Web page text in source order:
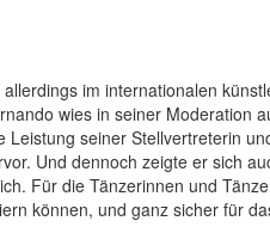
im internationalen
wies in seiner Moderation
Leistung seiner Stellvertreterin
Und dennoch zeigte er sich
Für die Tänzerinnen und
können, und ganz sicher für